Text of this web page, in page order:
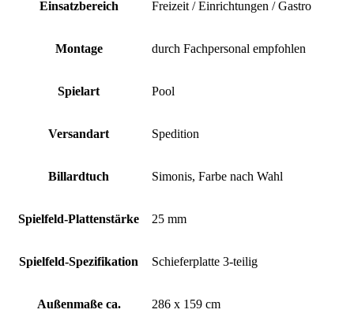
Einsatzbereich Freizeit / Einrichtungen / Gastro
Montage durch Fachpersonal empfohlen
Spielart Pool
Versandart Spedition
Billardtuch Simonis, Farbe nach Wahl
Spielfeld-Plattenstärke 25 mm
Spielfeld-Spezifikation Schieferplatte 3-teilig
Außenmaße ca. 286 x 159 cm